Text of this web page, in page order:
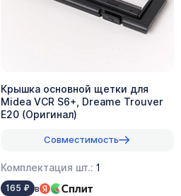
Крышка основной щетки для
Midea VCR S6+, Dreame Trouver
E20 (Оригинал)
Совместимость
Комплектация шт.: 1
165 ₽ в